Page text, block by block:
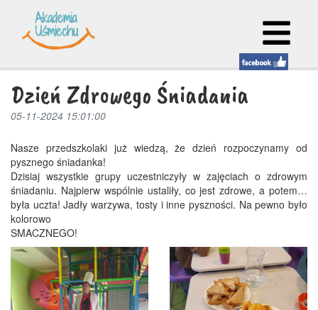
Dzień Zdrowego Śniadania
05-11-2024 15:01:00
Nasze przedszkolaki już wiedzą, że dzień rozpoczynamy od
pysznego śniadanka!
Dzisiaj wszystkie grupy uczestniczyły w zajęciach o zdrowym
śniadaniu. Najpierw wspólnie ustaliły, co jest zdrowe, a potem…
była uczta!Jadły warzywa, tosty i inne pyszności. Na pewno było
kolorowo
SMACZNEGO!